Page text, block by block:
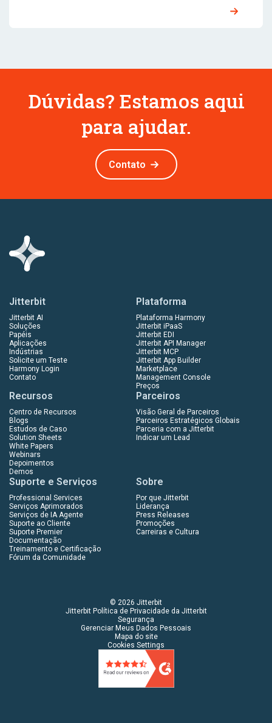
Dúvidas? Estamos aqui
para ajudar.
Contato
Jitterbit
Jitterbit AI
Soluções
Papéis
Aplicações
Indústrias
Solicite um Teste
Harmony Login
Contato
Plataforma
Plataforma Harmony
Jitterbit iPaaS
Jitterbit EDI
Jitterbit API Manager
Jitterbit MCP
Jitterbit App Builder
Marketplace
Management Console
Preços
Recursos
Centro de Recursos
Blogs
Estudos de Caso
Solution Sheets
White Papers
Webinars
Depoimentos
Demos
Parceiros
Visão Geral de Parceiros
Parceiros Estratégicos Globais
Parceria com a Jitterbit
Indicar um Lead
Suporte e Serviços
Professional Services
Serviços Aprimorados
Serviços de IA Agente
Suporte ao Cliente
Suporte Premier
Documentação
Treinamento e Certificação
Fórum da Comunidade
Sobre
Por que Jitterbit
Liderança
Press Releases
Promoções
Carreiras e Cultura
© 2026 Jitterbit
Jitterbit Política de Privacidade da Jitterbit
Segurança
Gerenciar Meus Dados Pessoais
Mapa do site
Cookies Settings